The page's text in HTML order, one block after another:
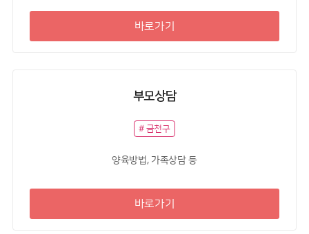
바로가기
부모상담
# 금천구
양육방법, 가족상담 등
바로가기